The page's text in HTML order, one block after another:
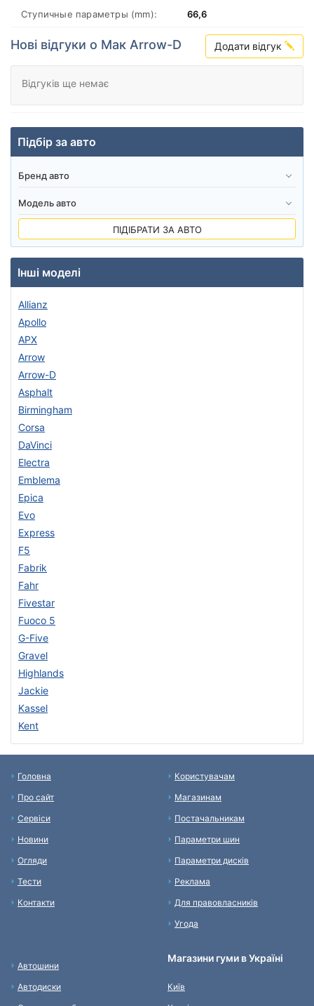
Ступичные параметры (mm):
66,6
Нові відгуки о Мак Arrow-D Додати відгук
Відгуків ще немає
Підбір за авто
ПІДІБРАТИ ЗА АВТО
Інші моделі
Allianz
Apollo
APX
Arrow
Arrow-D
Asphalt
Birmingham
Corsa
DaVinci
Electra
Emblema
Epica
Evo
Express
F5
Fabrik
Fahr
Fivestar
Fuoco 5
G-Five
Gravel
Highlands
Jackie
Kassel
Kent
Головна
Про сайт
Сервіси
Новини
Огляди
Тести
Контакти
Користувачам
Магазинам
Постачальникам
Параметри шин
Параметри дисків
Реклама
Для правовласників
Угода
Автошини
Автодиски
Магазини гуми в Україні
Київ